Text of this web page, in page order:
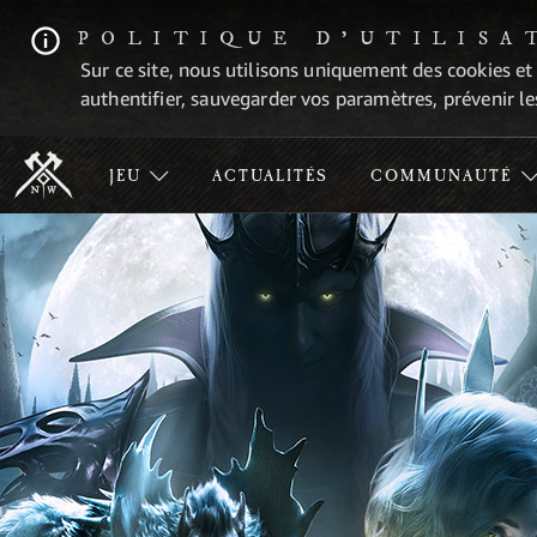
POLITIQUE
Sur ce site, nous utilisons uniquement des cookies
authentifier, sauvegarder vos paramètres, prévenir
JEU ACTUALITÉS COMMUNAUTÉ